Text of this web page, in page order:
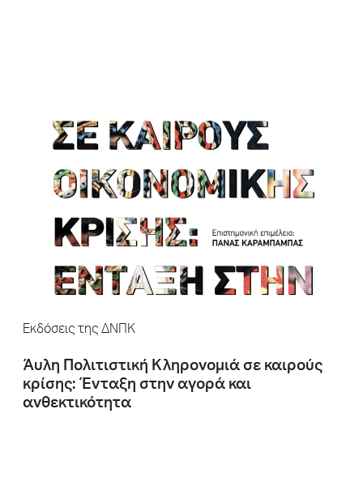
Εκδόσεις της ΔΝΠΚ
Άυλη Πολιτιστική Κληρονομιά σε καιρούς
κρίσης: Ένταξη στην αγορά και
ανθεκτικότητα